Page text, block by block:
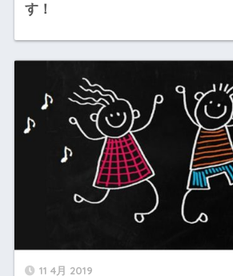
す！
11 4月 2019